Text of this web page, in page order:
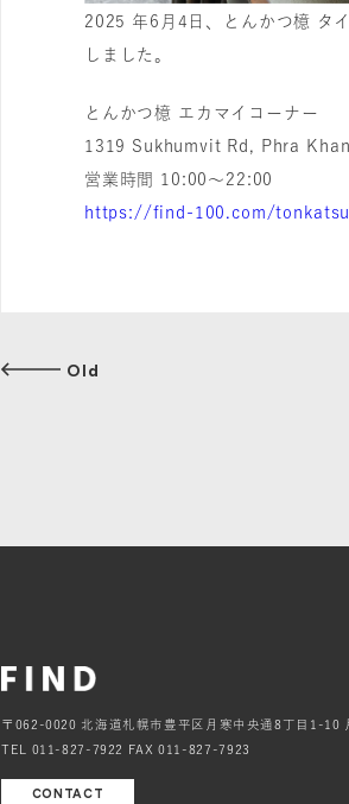
2025 年6月4日、とんかつ檍 タ
しました。
とんかつ檍 エカマイコーナー
1319 Sukhumvit Rd, Phra
営業時間 10:00～22:00
https://find-100.com/
Old
〒062-0020 北海道札幌市豊平区月寒中央通8丁目1-10
TEL 011-827-7922 FAX 011-827-7923
CONTACT